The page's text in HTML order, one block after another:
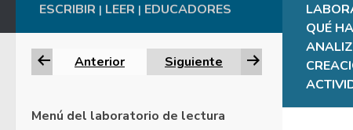
QUÉ
ESCRIBIR | LEER | EDUCADORES
Anterior Siguiente
Menú del laboratorio de lectura